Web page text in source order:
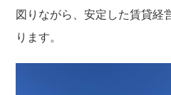
図りながら、安定した賃貸経
ります。